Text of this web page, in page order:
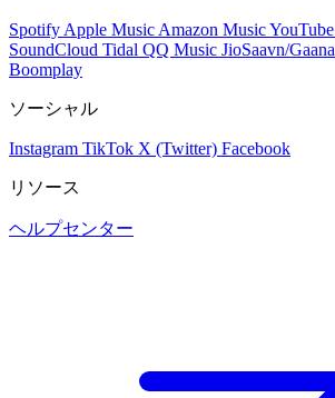
Spotify Apple Music Amazon MusicYouTube
SoundCloud Tidal QQ Music JioSaavn/Gaana
Boomplay
ソーシャル
Instagram TikTok X (Twitter) Facebook
リソース
ヘルプセンター